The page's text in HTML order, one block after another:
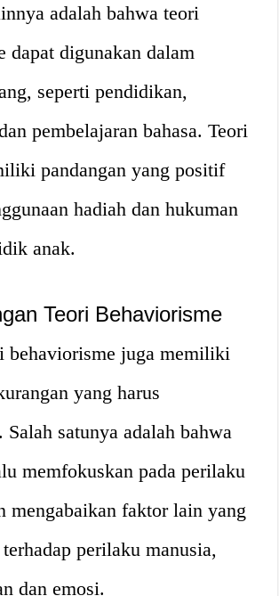
adalah bahwa teori
dapat digunakan dalam
seperti pendidikan,
pembelajaran bahasa. Teori
pandangan yang positif
hadiah dan hukuman
anak.
Teori Behaviorisme
behaviorisme juga memiliki
yang harus
satunya adalah bahwa
memfokuskan pada perilaku
mengabaikan faktor lain yang
perilaku manusia,
dan emosi.